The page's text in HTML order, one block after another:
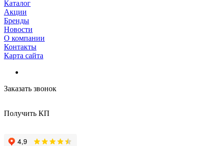
Каталог
Акции
Бренды
Новости
О компании
Контакты
Карта сайта
Заказать звонок
Получить КП